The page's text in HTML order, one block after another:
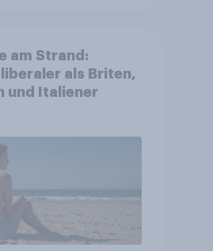
am Strand:
als Briten,
und Italiener